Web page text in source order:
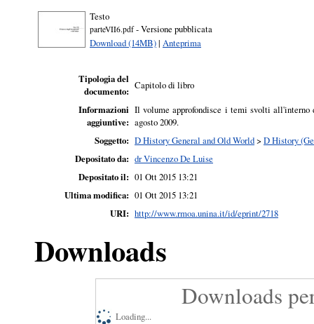
Testo
parteVII6.pdf- Versione pubblicata
Download (14MB)| Anteprima
Tipologia del
documento: Capitolo di libro
Informazioni
aggiuntive:
Il volume approfondisce i temi svolti
agosto 2009.
Soggetto: D History General and Old World> D History
Depositato da: dr Vincenzo De Luise
Depositato il: 01 Ott 2015 13:21
Ultima modifica: 01 Ott 2015 13:21
URI: http://www.rmoa.unina.it/id/eprint/2718
Downloads
Downloads
Loading...